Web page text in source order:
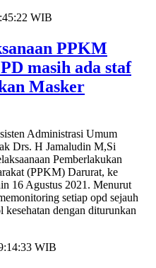
WIB
PPKM
masih ada staf
Masker
Administrasi Umum
Drs. H Jamaludin M,Si
Pemberlakukan
(PPKM) Darurat, ke
16 Agustus 2021. Menurut
setiap opd sejauh
kesehatan dengan diturunkan
WIB